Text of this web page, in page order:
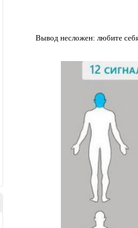
Вывод несложен: любите